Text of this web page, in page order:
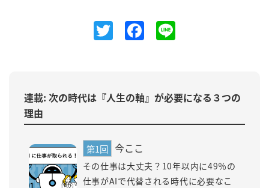
TwitterFacebook
連載: 次の時代は『人生の軸』が必要になる３つの
理由
第1回 今ここ
その仕事は大丈夫？10年以内に49％の
仕事がAIで代替される時代に必要なこ